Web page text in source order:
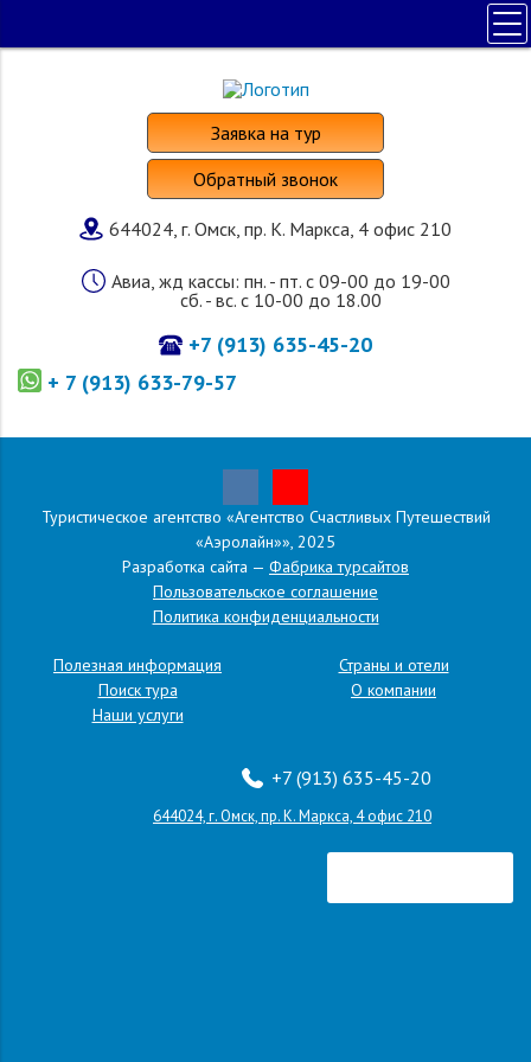
Заявка на тур
Обратный звонок
644024, г. Омск, пр. К. Маркса, 4 офис 210
Авиа, жд кассы: пн. - пт. с 09-00 до 19-00
сб. - вс. с 10-00 до 18.00
+7 (913) 635-45-20
+ 7 (913) 633-79-57
ПОИСК ТУРА
НАШИ УСЛУГИ
СТРАНЫ И ОТЕЛИ
О КОМПАНИИ
Главная»Страны и отели»Япония»Туры »Экскурсионные туры
Экскурсионные туры
Туристическое агентство «Агентство Счастливых Путешествий
«Аэролайн»», 2025
Разработка сайта — Фабрика турсайтов
Пользовательское соглашение
Политика конфиденциальности
Полезная информация
Поиск тура
Наши услуги
Страны и отели
О компании
+7 (913) 635-45-20
644024, г. Омск, пр. К. Маркса, 4 офис 210